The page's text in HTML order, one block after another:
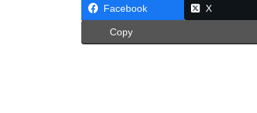
Facebook X
Copy